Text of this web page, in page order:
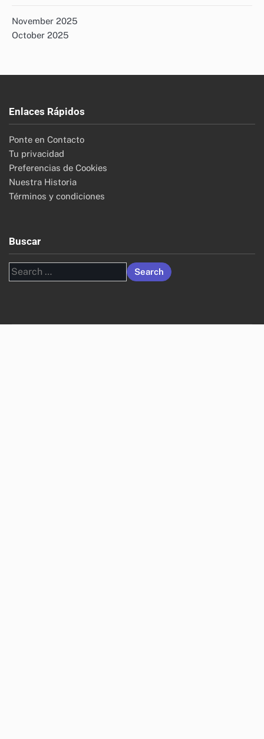
November 2025
October 2025
Enlaces Rápidos
Ponte en Contacto
Tu privacidad
Preferencias de Cookies
Nuestra Historia
Términos y condiciones
Buscar
Search
for: